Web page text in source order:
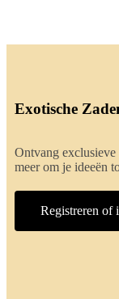
Exotische
Ontvang exclusieve
meer om je ideeën
Registreren of